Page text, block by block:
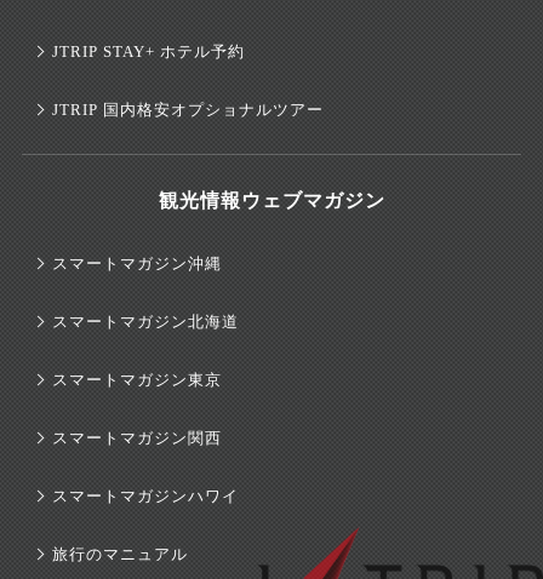
JTRIP STAY+ ホテル予約
JTRIP 国内格安オプショナルツアー
観光情報ウェブマガジン
スマートマガジン沖縄
スマートマガジン北海道
スマートマガジン東京
スマートマガジン関西
スマートマガジンハワイ
旅行のマニュアル